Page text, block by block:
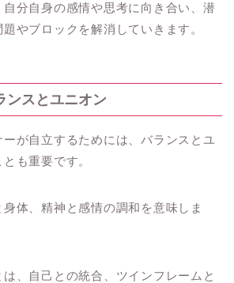
分自身の感情や思考に向き合い、潜
やブロックを解消していきます。
ンスとユニオン
が自立するためには、バランスとユ
も重要です。
体、精神と感情の調和を意味しま
、自己との統合、ツインフレームと